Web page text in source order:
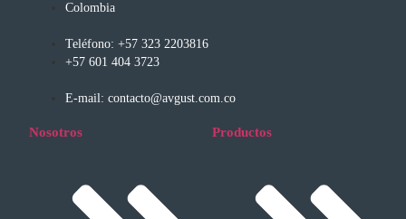
Colombia
Teléfono: +57 323 2203816
+57 601 404 3723
E-mail: contacto@avgust.com.co
Nosotros Productos